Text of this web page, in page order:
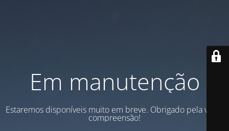
Em manutenção
Estaremos disponíveis muito em breve. Obrigado pela vossa
compreensão!